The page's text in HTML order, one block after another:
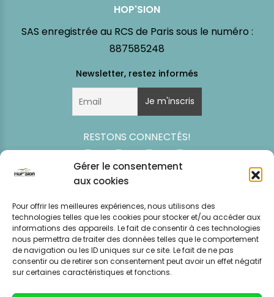
Gérer le consentement
aux cookies
Pour offrir les meilleures expériences, nous utilisons des
technologies telles que les cookies pour stocker et/ou accéder aux
informations des appareils. Le fait de consentir à ces technologies
nous permettra de traiter des données telles que le comportement
de navigation ou les ID uniques sur ce site. Le fait de ne pas
consentir ou de retirer son consentement peut avoir un effet négatif
sur certaines caractéristiques et fonctions.
HOP'SION
SAS enregistrée au RCS de Paris sous le numéro :
887585248
RESTONS CONNECTÉS!
Simulation
tarifaire
Event
News
Mentions légales
CGV – CGU
Politique de